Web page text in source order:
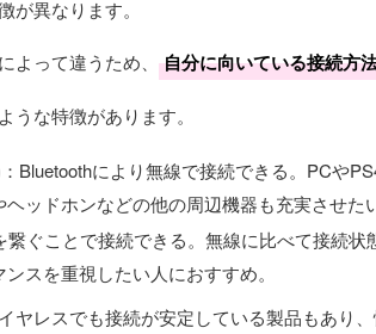
が異なります。
よって違うため、 自分に向いている接続方
うな特徴があります。
Bluetoothにより無線で接続できる。PCや
ッドホンなどの他の周辺機器も充実させた
繋ぐことで接続できる。無線に比べて接続
スを重視したい人におすすめ。
ヤレスでも接続が安定している製品もあり